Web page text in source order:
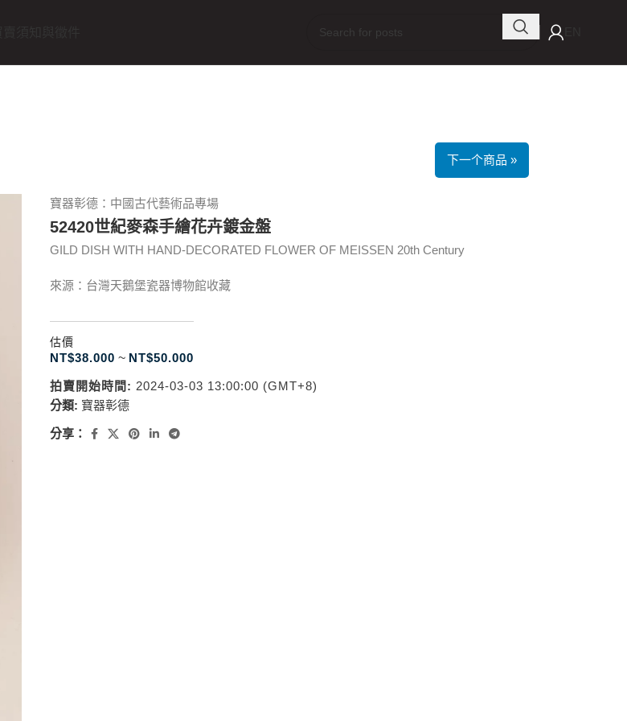
下一个商品 »
寶器彰德：中國古代藝術品專場
52420世紀麥森手繪花卉鍍金盤
GILD DISH WITH HAND-DECORATED FLOWER OF MEISSEN 20th Century
來源：台灣天鵝堡瓷器博物館收藏
估價
NT$38.000 ~ NT$50.000
拍賣開始時間: 2024-03-03 13:00:00 (GMT+8)
分類: 寶器彰德
分享：